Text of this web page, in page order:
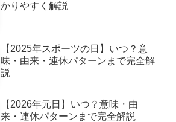
かりやすく解説
【2025年スポーツの日】いつ？意
味・由来・連休パターンまで完全解
説
【2026年元日】いつ？意味・由
来・連休パターンまで完全解説